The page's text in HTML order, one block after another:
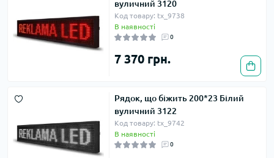
вуличний 3120
Код товару: tx_9738
В наявності
0
7 370 грн.
Рядок, що біжить 200*23 Білий
вуличний 3122
Код товару: tx_9742
В наявності
0